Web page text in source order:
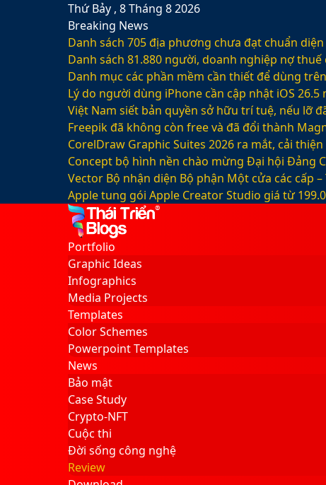
Thứ Bảy , 8 Tháng 8 2026
Breaking News
Danh sách 705 địa phương chưa đạt chuẩn
Danh sách 81.880‬ người, doanh nghiệp nợ
Danh mục các phần mềm cần thiết để dùng
Lý do người dùng iPhone cần cập nhật iOS 26.5
Việt Nam siết bản quyền sở hữu trí tuệ, nếu lỡ
Freepik đã không còn free và đã đổi thành
CorelDraw Graphic Suites 2026 ra mắt, cải
Concept bộ hình nền chào mừng Đại hội Đảng
Vector Bộ nhận diện Bộ phận Một cửa các cấp
Apple tung gói Apple Creator Studio giá từ
Facebook
X
LinkedIn
YouTube
Google
Play
Sidebar
Switch
skin
Portfolio
Graphic Ideas
Infographics
Media Projects
Templates
Color Schemes
Powerpoint Templates
News
Bảo mật
Case Study
Crypto-NFT
Cuộc thi
Đời sống công nghệ
Review